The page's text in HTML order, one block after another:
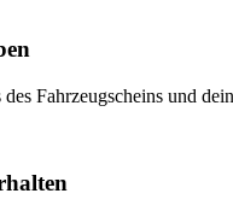
Fahrzeugscheins und